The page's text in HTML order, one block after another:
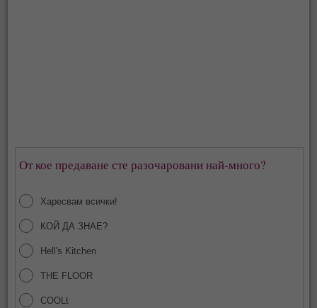
От кое предаване сте разочаровани най-много?
Харесвам всички!
КОЙ ДА ЗНАЕ?
Hell's Kitchen
THE FLOOR
COOLt